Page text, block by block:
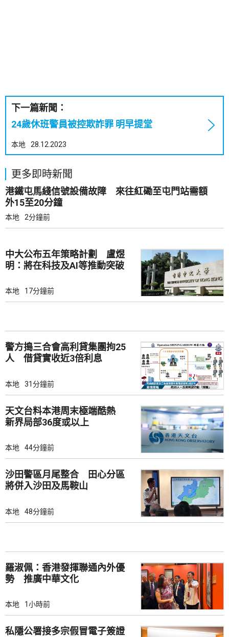
下一篇新聞：
24歲休班警員被控欺詐罪 明早提堂
本地 28.12.2023
更多即時新聞
港鐵屯馬綫信號設備故障 來往紅磡至屯門站需額
外15至20分鐘
本地 2分鐘前
中大公布五年策略計劃 盧煜
明：將在科技及AI等推動突破
本地 17分鐘前
警方搗三合會高利貸集團拘25
人 借貸實收近3倍利息
本地 31分鐘前
天文台料本港周末極端酷熱
新界局部36度或以上
本地 44分鐘前
沙田警區月尾整合 田心分區
將併入沙田及馬鞍山
本地 48分鐘前
羅淑佩：香港發揮聯通內外優
勢 推廣中華文化
本地 1小時前
私隱公署接多宗假冒電子簽證